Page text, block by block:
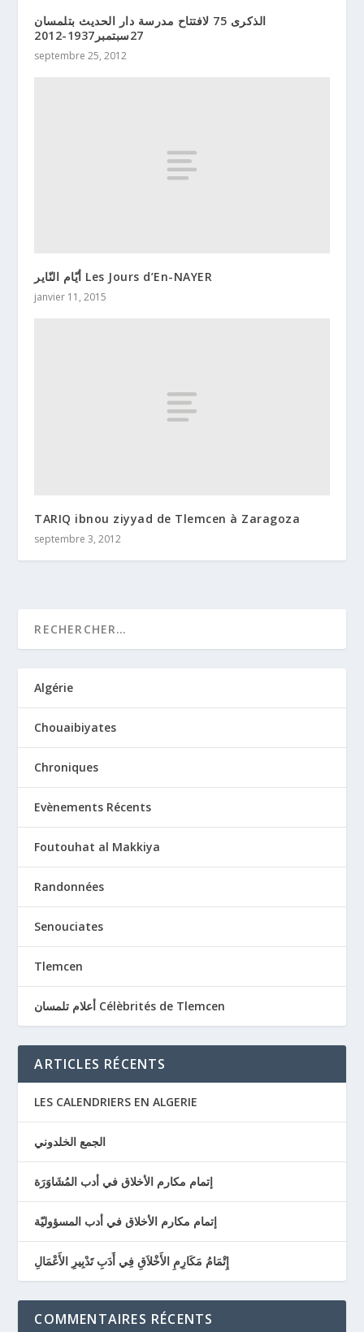
الذكرى 75 لافتتاح مدرسة دار الحديث بتلمسان
27سبتمبر1937-2012
septembre 25, 2012
أيّام النّاير Les Jours d’En-NAYER
janvier 11, 2015
TARIQ ibnou ziyyad de Tlemcen à Zaragoza
septembre 3, 2012
Algérie
Chouaibiyates
Chroniques
Evènements Récents
Foutouhat al Makkiya
Randonnées
Senouciates
Tlemcen
أعلام تلمسان Célèbrités de Tlemcen
ARTICLES RÉCENTS
LES CALENDRIERS EN ALGERIE
الجمع الخلدوني
إتمام مكارم الأخلاق في أدب المُشَاوَرَة
إتمام مكارم الأخلاق في أدب المسؤوليّة
إِتْمَامُ مَكَارِمِ الأَخْلاَقِ فِي أَدَبِ تَدْبِيرِ الأَعْمَالِ
COMMENTAIRES RÉCENTS